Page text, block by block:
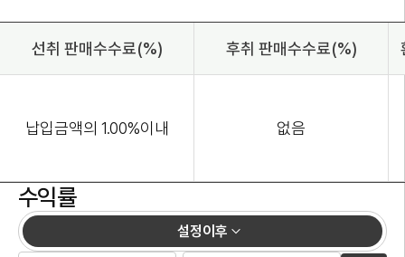
선취 판매수수료(%) 후취 판매수수료(%)
납입금액의 1.00%이내 없음
수익률
설정이후